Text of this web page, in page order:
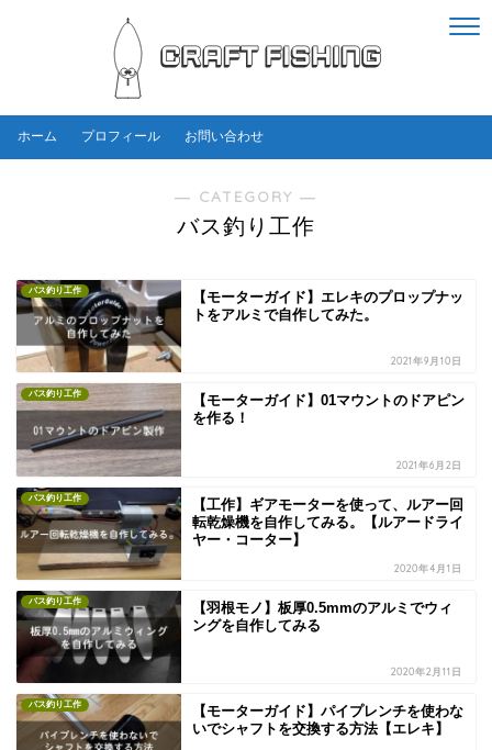
ホーム プロフィール お問い合わせ
― CATEGORY ―
バス釣り工作
バス釣り工作
【モーターガイド】エレキのプロップナッ
トをアルミで自作してみた。
2021年9月10日
バス釣り工作
【モーターガイド】01マウントのドアピン
を作る！
2021年6月2日
バス釣り工作
【工作】ギアモーターを使って、ルアー回
転乾燥機を自作してみる。【ルアードライ
ヤー・コーター】
2020年4月1日
バス釣り工作
【羽根モノ】板厚0.5mmのアルミでウィ
ングを自作してみる
2020年2月11日
バス釣り工作
【モーターガイド】パイプレンチを使わな
いでシャフトを交換する方法【エレキ】